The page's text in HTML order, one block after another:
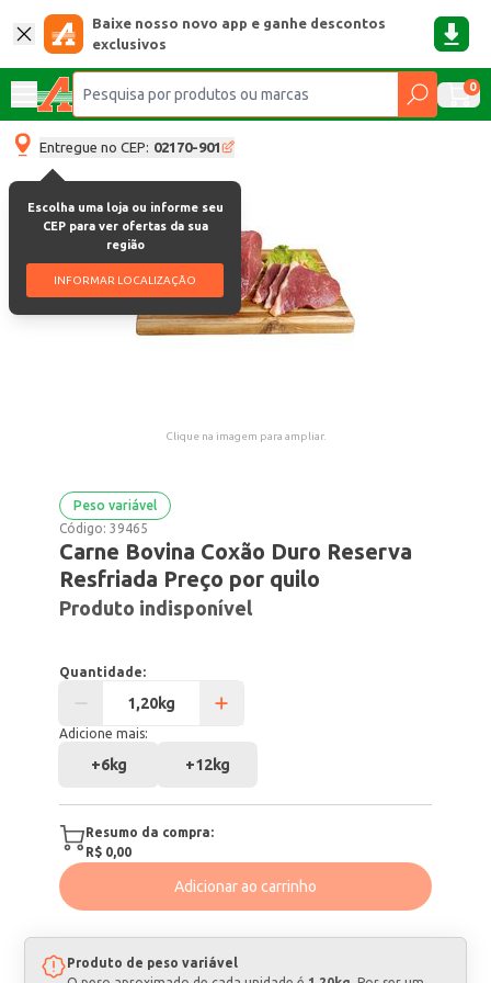
Baixe nosso novo app e ganhe descontos
exclusivos
0
Entregue no CEP: 02170-901
Escolha uma loja ou informe seu
CEP para ver ofertas da sua
região
INFORMAR LOCALIZAÇÃO
Clique na imagem para ampliar.
Peso variável
Código:39465
Carne Bovina Coxão Duro Reserva
Resfriada Preço por quilo
Produto indisponível
Quantidade:
Adicione mais:
+6kg +12kg
Resumo da compra:
R$ 0,00
Adicionar ao carrinho
Produto de peso variável